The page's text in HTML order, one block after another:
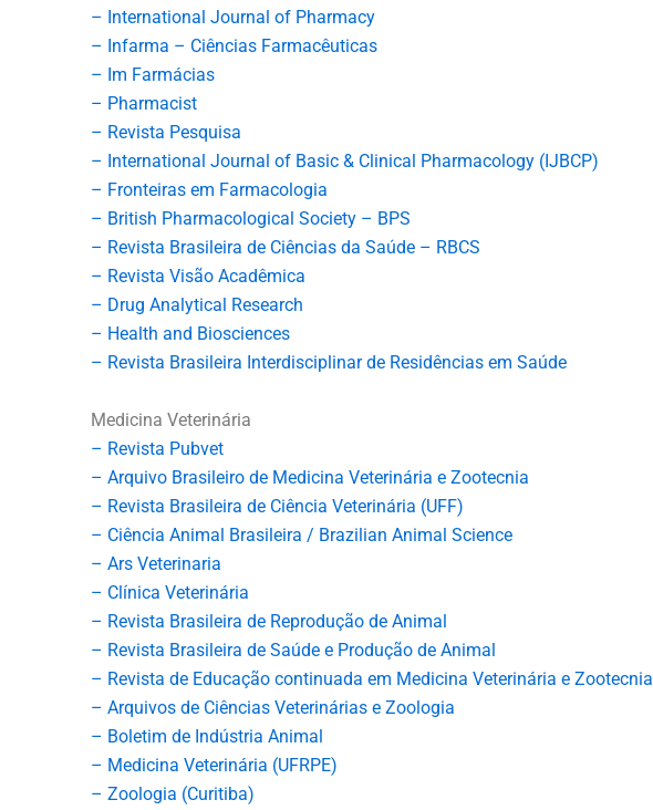
– International Journal of Pharmacy
– Infarma – Ciências Farmacêuticas
– Im Farmácias
– Pharmacist
– Revista Pesquisa
– International Journal of Basic & Clinical Pharmacology (IJBCP)
– Fronteiras em Farmacologia
– British Pharmacological Society – BPS
– Revista Brasileira de Ciências da Saúde – RBCS
– Revista Visão Acadêmica
– Drug Analytical Research
– Health and Biosciences
– Revista Brasileira Interdisciplinar de Residências em Saúde
Medicina Veterinária
– Revista Pubvet
– Arquivo Brasileiro de Medicina Veterinária e Zootecnia
– Revista Brasileira de Ciência Veterinária (UFF)
– Ciência Animal Brasileira / Brazilian Animal Science
– Ars Veterinaria
– Clínica Veterinária
– Revista Brasileira de Reprodução de Animal
– Revista Brasileira de Saúde e Produção de Animal
– Revista de Educação continuada em Medicina Veterinária e Zootecnia
– Arquivos de Ciências Veterinárias e Zoologia
– Boletim de Indústria Animal
– Medicina Veterinária (UFRPE)
– Zoologia (Curitiba)